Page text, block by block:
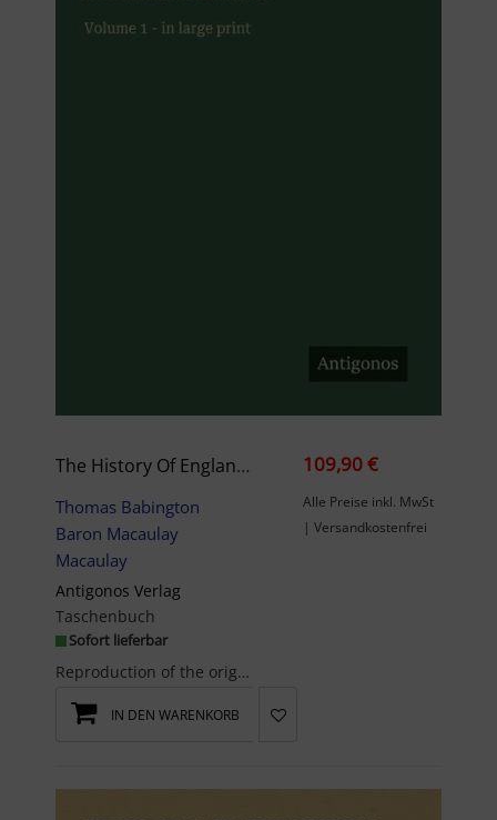
The History Of England, From The Accession Of James II
Thomas Babington
Baron Macaulay
Macaulay
Antigonos Verlag
Taschenbuch
Sofort lieferbar
Reproduction of the original. The Antigonos publishing house specialises in the publication of re...
109,90 €
Alle Preise inkl. MwSt
| Versandkostenfrei
IN DEN WARENKORB